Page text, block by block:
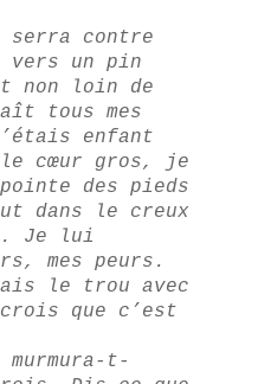
serra contre
un pin
non loin de
tous mes
enfant
le cœur gros, je
des pieds
dans le creux
Je lui
mes peurs.
le trou avec
que c’est
t-